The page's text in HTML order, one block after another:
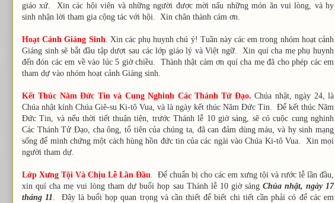
giáo xứ. Xin các hội viên và những người được mời nấu những món ăn vui lòng, và hy
sinh nhận lời tham gia cộng tác với hội. Xin chân thành cám ơn.
Hoạt Cảnh Giáng Sinh
Xin các phụ huynh chú ý! Tuần này các em trong nhóm hoạt cảnh
Giáng sinh sẽ bắt đầu tập dượt sau các lớp giáo lý và Việt ngữ. Xin quí cha mẹ phụ huynh
đến đón các em về vào lúc 5 giờ chiều. Thành thật cám ơn quí cha mẹ đã cho phép các em
tham dự vào nhóm hoạt cảnh Giáng sinh.
Kết Thúc Năm Đức Tin và Cung Nghinh Các Thánh Tử Đạo.Chúa nhật, ngày 24, là
Chúa nhật kính Chúa Giê-su Ki-tô Vua, và là ngày kết thúc Năm Đức Tin. Để kết thúc Năm
Đức Tin, và nếu thời tiết thuận tiện, trước Thánh lễ 10 giờ sáng, sẽ có cuộc cung nghinh
Các Thánh Tử Đạo, cha ông, tổ tiên của chúng ta, đã can đảm dùng máu, và hy sinh mạng
sống để minh chứng một cách hùng hồn đức tin của các ngài vào Chúa Ki-tô Vua. Xin mọi
người tham dự.
Lớp Xưng Tội Và Chịu Lễ Lần Đầu
Để chuẩn bị cho các em xưng tội và rước lễ lần đầu,
xin quí cha mẹ vui lòng tham dự buổi họp sau Thánh lễ 10 giờ sáng Chúa nhật, ngày 17
tháng 11 . Đây là buổi họp quan trọng và cần thiết để biết chi tiết cần phải có để các em